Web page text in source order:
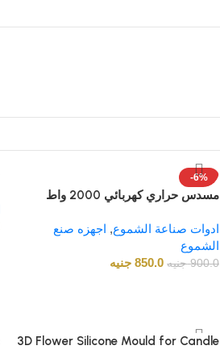
-6%
مسدس حراري كهربائي 2000 واط
ادوات صناعة الشموع, اجهزه صنع
الشموع
900.0 جنيه 850.0 جنيه
3D Flower Silicone Mould for Candle